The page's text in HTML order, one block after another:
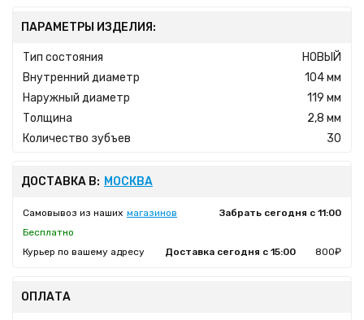
ПАРАМЕТРЫ ИЗДЕЛИЯ:
Тип состояния
НОВЫЙ
Внутренний диаметр
104 мм
Наружный диаметр
119 мм
Толщина
2,8 мм
Количество зубъев
30
ДОСТАВКА В: МОСКВА
Самовывоз из наших магазинов
Забрать сегодня с 11:00
Бесплатно
Курьер по вашему адресу
Доставка сегодня с 15:00 800₽
ОПЛАТА